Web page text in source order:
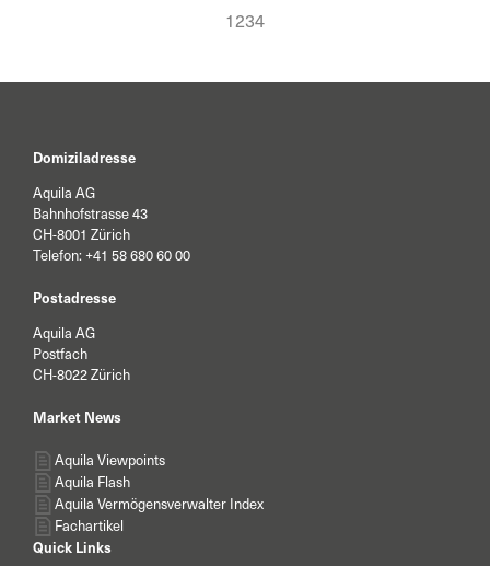
1234
Domiziladresse
Aquila AG
Bahnhofstrasse 43
CH-8001 Zürich
Telefon: +41 58 680 60 00
Postadresse
Aquila AG
Postfach
CH-8022 Zürich
Market News
Aquila Viewpoints
Aquila Flash
Aquila Vermögensverwalter Index
Fachartikel
Quick Links